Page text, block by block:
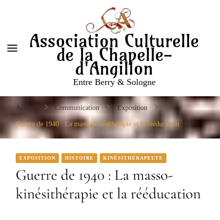
Association Culturelle
de la Chapelle-
d'Angillon
Entre Berry & Sologne
Accueil Communication Exposition
Guerre de 1940 : La masso-kinésithérapie et la rééducation
EXPOSITION HISTOIRE KINÉSITHÉRAPEUTE
Guerre de 1940 : La masso-
kinésithérapie et la rééducation